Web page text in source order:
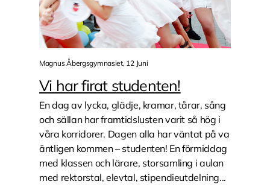
Magnus Åbergsgymnasiet, 12 Juni
Vi har firat studenten!
En dag av lycka, glädje, kramar, tårar, sång
och sällan har framtidslusten varit så hög i
våra korridorer. Dagen alla har väntat på va
äntligen kommen – studenten! En förmiddag
med klassen och lärare, storsamling i aulan
med rektorstal, elevtal, stipendieutdelning...